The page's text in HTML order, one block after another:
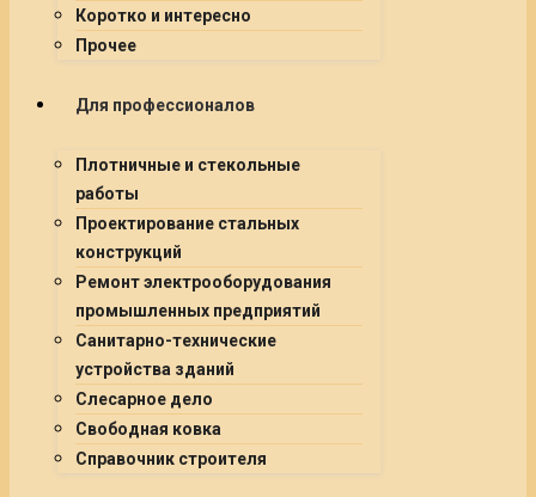
Коротко и интересно
Прочее
Для профессионалов
Плотничные и стекольные
работы
Проектирование стальных
конструкций
Ремонт электрооборудования
промышленных предприятий
Санитарно-технические
устройства зданий
Слесарное дело
Свободная ковка
Справочник строителя